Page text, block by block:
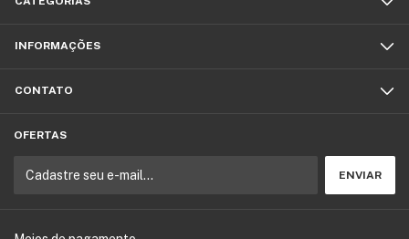
INFORMAÇÕES
CONTATO
OFERTAS